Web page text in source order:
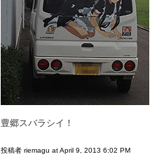
豊郷スバラシイ！
投稿者 riemagu at April 9, 2013 6:02 PM